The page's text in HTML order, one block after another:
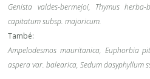
Genista valdes-bermejoi, Thymus
capitatum subsp. majoricum.
També:
Ampelodesmos mauritanica, Euphorbia
aspera var. balearica, Sedum dasyphyllum